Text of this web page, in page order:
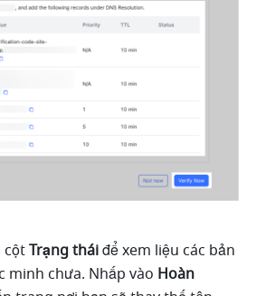
cột Trạng thái để xem liệu các bản
minh chưa. Nhấp vào Hoàn